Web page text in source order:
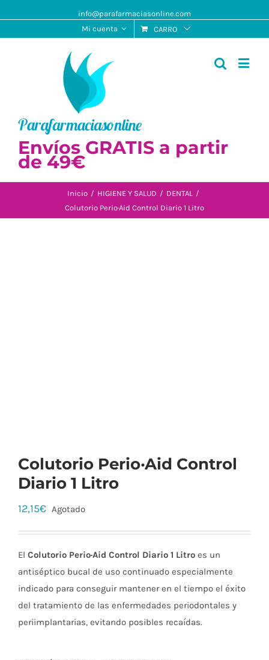
info@parafarmaciasonline.com
Mi cuenta
CARRO
Envíos GRATIS a partir
de 49€
Inicio / HIGIENE Y SALUD / DENTAL /
Colutorio Perio·Aid Control Diario 1 Litro
Colutorio Perio·Aid Control
Diario 1 Litro
12,15€ Agotado
El Colutorio Perio·Aid Control Diario 1 Litro es un
antiséptico bucal de uso continuado especialmente
indicado para conseguir mantener en el tiempo el éxito
del tratamiento de las enfermedades periodontales y
periimplantarias, evitando posibles recaídas.